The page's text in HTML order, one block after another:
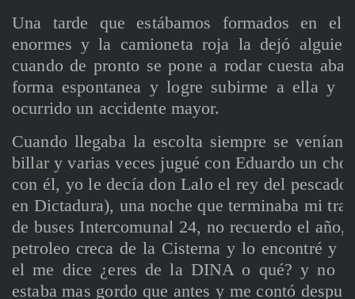
Una tarde que estábamos formados en el
enormes y la camioneta roja la dejó
cuando de pronto se pone a rodar cuesta
forma espontanea y logre subirme a ella y
ocurrido un accidente mayor.
Cuando llegaba la escolta siempre se venían
billar y varias veces jugué con Eduardo un
con él, yo le decía don Lalo el rey del
en Dictadura), una noche que terminaba mi
de buses Intercomunal 24, no recuerdo el año,
petroleo creca de la Cisterna y lo encontré y
el me dice ¿eres de la DINA o qué? y no
estaba mas gordo que antes y me contó